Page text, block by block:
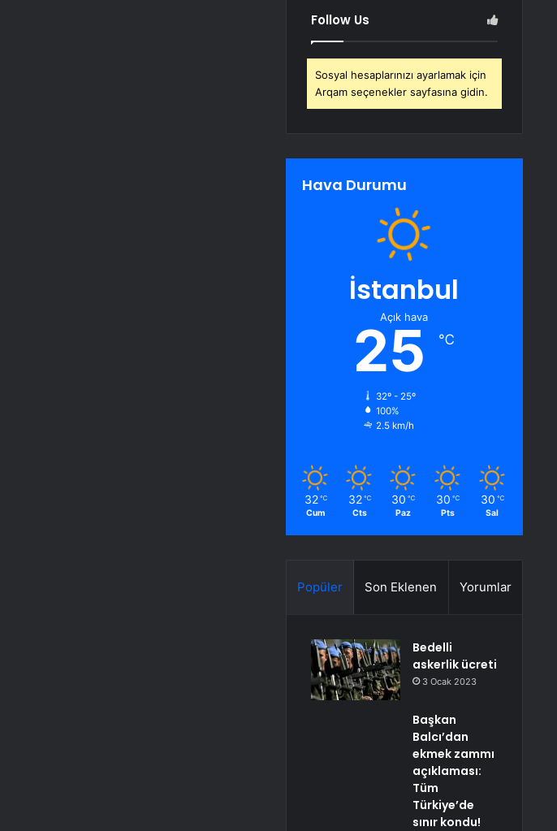
Follow Us
Sosyal hesaplarınızı ayarlamak için
Arqam seçenekler sayfasına gidin.
Hava Durumu
İstanbul
Açık hava
25 ℃
32º - 25º
100%
2.5 km/h
32 ℃
Cum
32 ℃
Cts
30 ℃
Paz
30 ℃
Pts
30 ℃
Sal
Popüler Son Eklenen Yorumlar
Bedelli
askerlik ücreti
3 Ocak 2023
Başkan
Balcı’dan
ekmek zammı
açıklaması:
Tüm
Türkiye’de
sınır kondu!